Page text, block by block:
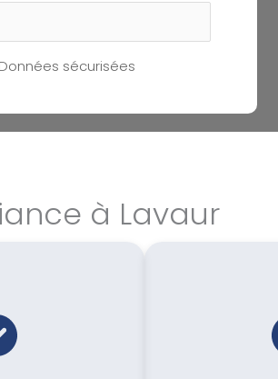
Données sécurisées
à Lavaur